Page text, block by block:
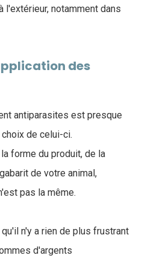
l'extérieur, notamment dans
des
antiparasites est presque
de celui-ci.
forme du produit, de la
de votre animal,
pas la même.
n'y a rien de plus frustrant
d'argents